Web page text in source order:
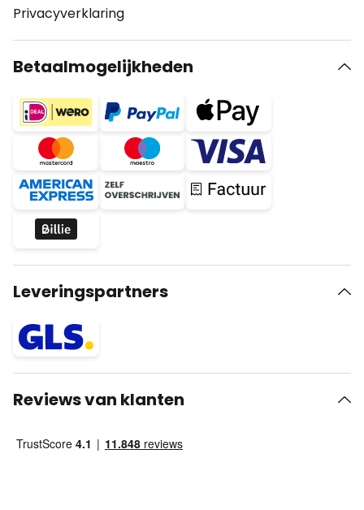
Privacyverklaring
Betaalmogelijkheden
Leveringspartners
Reviews van klanten